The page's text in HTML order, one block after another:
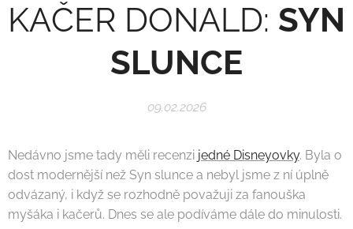
KAČER DONALD: SYN
SLUNCE
09.02.2026
Nedávno jsme tady měli recenzi jedné Disneyovky. Byla o
dost modernější než Syn slunce a nebyl jsme z ní úplně
odvázaný, i když se rozhodně považuji za fanouška
myšáka i kačerů. Dnes se ale podíváme dále do minulosti.